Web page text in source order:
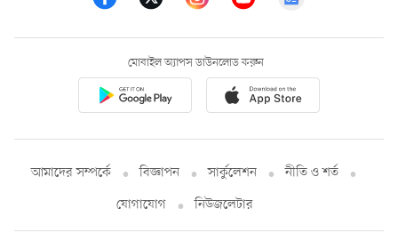
মোবাইল অ্যাপস ডাউনলোড করুন
আমাদের সম্পর্কে বিজ্ঞাপন সার্কুলেশন
নীতি ও শর্ত
যোগাযোগ
নিউজলেটার